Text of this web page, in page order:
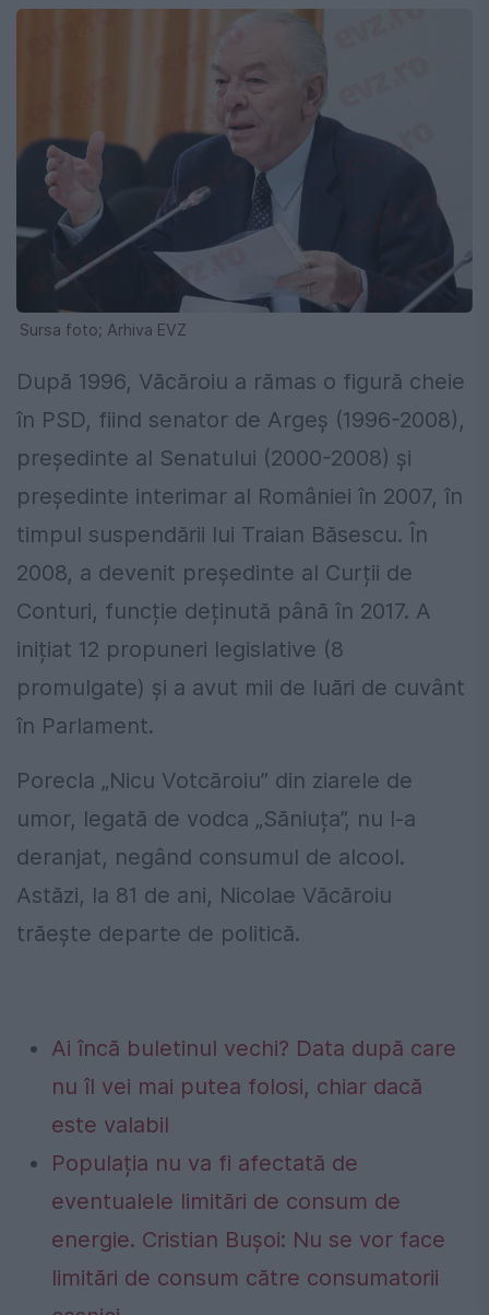
Sursa foto; Arhiva EVZ
După 1996, Văcăroiu a rămas o figură cheie
în PSD, fiind senator de Argeș (1996-2008),
președinte al Senatului (2000-2008) și
președinte interimar al României în 2007, în
timpul suspendării lui Traian Băsescu. În
2008, a devenit președinte al Curții de
Conturi, funcție deținută până în 2017. A
inițiat 12 propuneri legislative (8
promulgate) și a avut mii de luări de cuvânt
în Parlament.
Porecla „Nicu Votcăroiu” din ziarele de
umor, legată de vodca „Săniuța”, nu l-a
deranjat, negând consumul de alcool.
Astăzi, la 81 de ani, Nicolae Văcăroiu
trăește departe de politică.
Ai încă buletinul vechi? Data după care
nu îl vei mai putea folosi, chiar dacă
este valabil
Populația nu va fi afectată de
eventualele limitări de consum de
energie. Cristian Bușoi: Nu se vor face
limitări de consum către consumatorii